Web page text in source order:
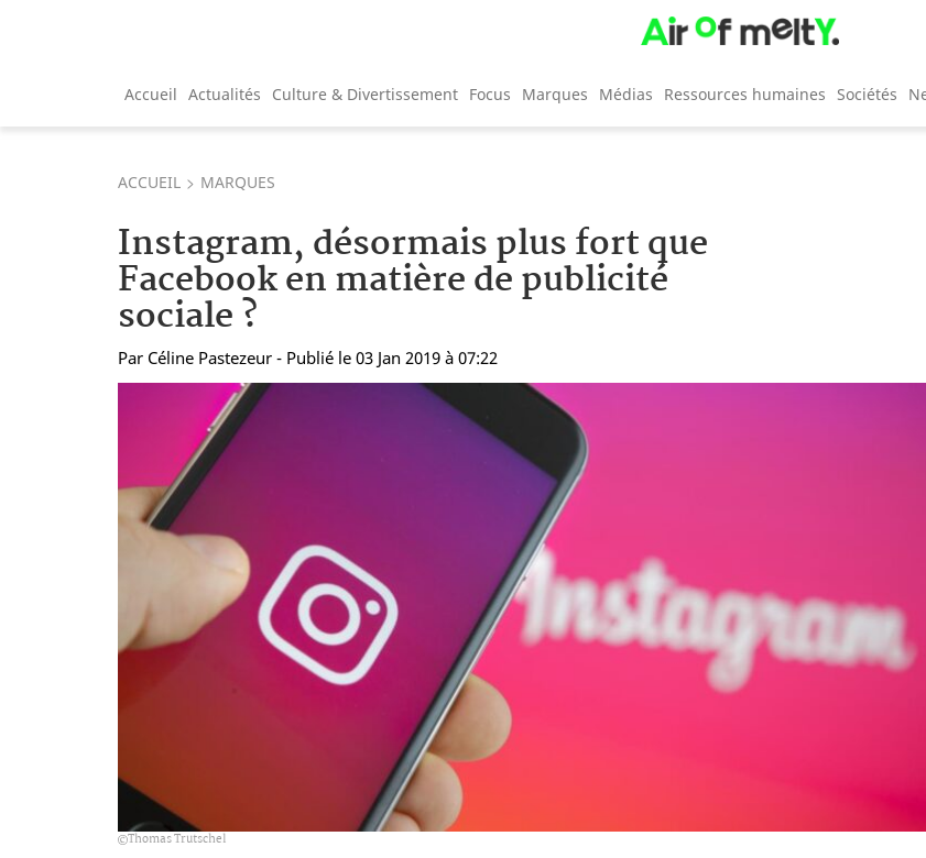
Accueil Actualités Culture & Divertissement Focus Marques Médias Ressources humaines Sociétés
ACCUEIL MARQUES
Instagram, désormais plus fort que
Facebook en matière de publicité
sociale ?
Par Céline Pastezeur - Publié le 03 Jan 2019 à 07:22
Thomas Trutschel